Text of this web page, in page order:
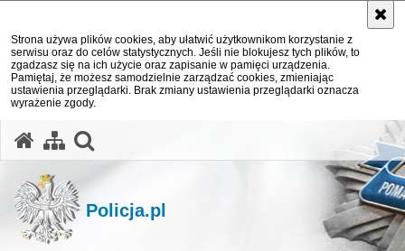
Strona używa plików cookies, aby ułatwić użytkownikom korzystanie z
serwisu oraz do celów statystycznych. Jeśli nie blokujesz tych plików, to
zgadzasz się na ich użycie oraz zapisanie w pamięci urządzenia.
Pamiętaj, że możesz samodzielnie zarządzać cookies, zmieniając
ustawienia przeglądarki. Brak zmiany ustawienia przeglądarki oznacza
wyrażenie zgody.
Policja.pl